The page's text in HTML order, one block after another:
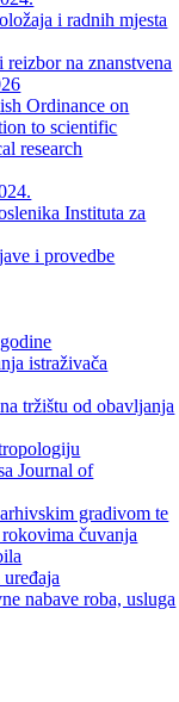
i radnih mjesta
na znanstvena
Ordinance on
to scientific
research
Instituta za
i provedbe
istraživača
tržištu od obavljanja
Journal of
gradivom te
čuvanja
nabave roba, usluga